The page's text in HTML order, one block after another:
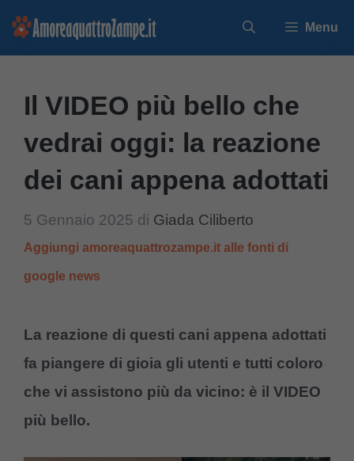
Vai
Menu
Il VIDEO più bello che
vedrai oggi: la reazione
dei cani appena adottati
5 Gennaio 2025 di Giada Ciliberto
Aggiungi amoreaquattrozampe.it alle fonti di
google news
La reazione di questi cani appena adottati
fa piangere di gioia gli utenti e tutti coloro
che vi assistono più da vicino: è il VIDEO
più bello.